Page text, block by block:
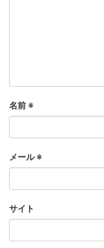
名前 ※
メール※
サイト